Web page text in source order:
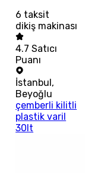
6 taksit
dikiş makinası
4.7 Satıcı
Puanı
İstanbul,
Beyoğlu
çemberli kilitli
plastik varil
30lt